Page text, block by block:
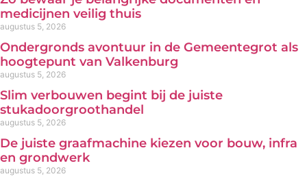
medicijnen veilig thuis
augustus 5, 2026
Ondergronds avontuur in de Gemeentegrot als
hoogtepunt van Valkenburg
augustus 5, 2026
Slim verbouwen begint bij de juiste
stukadoorgroothandel
augustus 5, 2026
De juiste graafmachine kiezen voor bouw, infra
en grondwerk
augustus 5, 2026